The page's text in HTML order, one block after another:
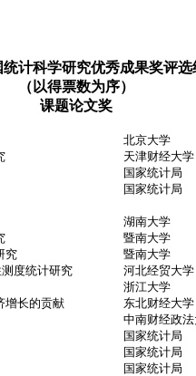
计科学研究优秀成果奖评选
（以得票数为序）
课题论文奖
北京大学
天津财经大学
国家统计局
国家统计局
湖南大学
暨南大学
究
暨南大学
度统计研究
河北经贸大学
浙江大学
增长的贡献
东北财经大学
中南财经政
国家统计局
国家统计局
国家统计局